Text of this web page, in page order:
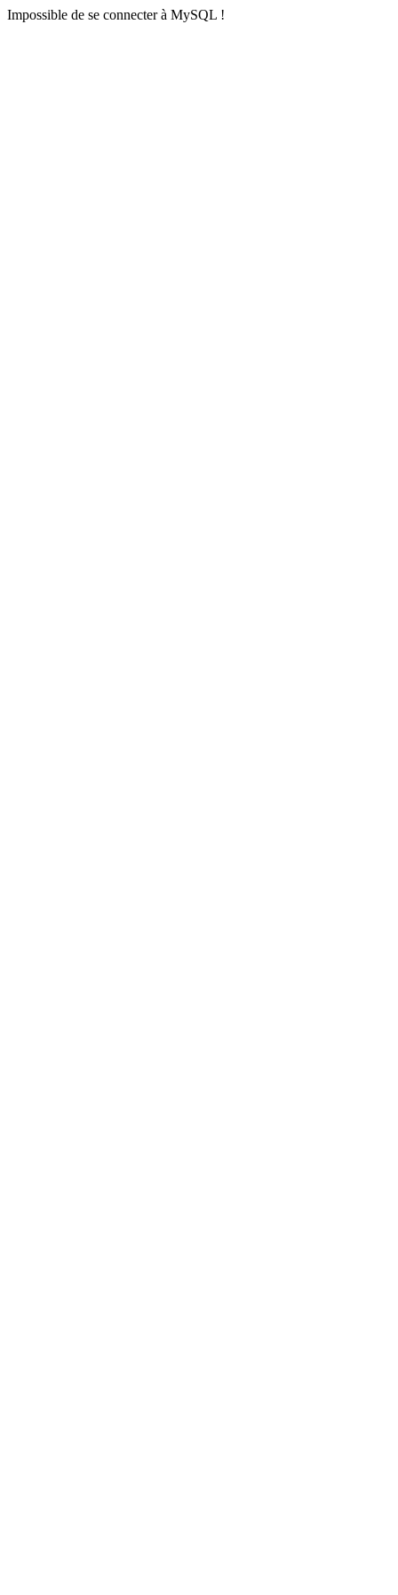
Impossible de se connecter à MySQL !